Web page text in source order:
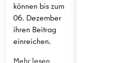
können bis zum
06. Dezember
ihren Beitrag
einreichen.
Mehr lesen